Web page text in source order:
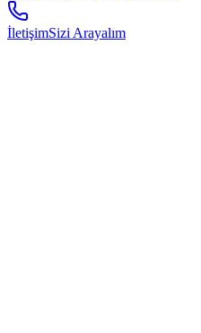
İletişimSizi Arayalım